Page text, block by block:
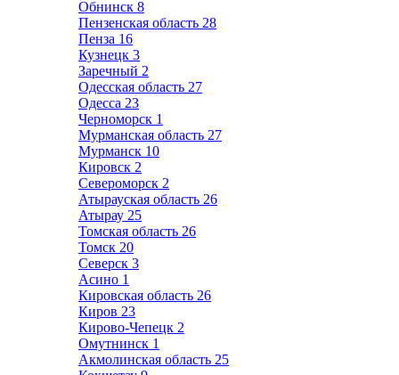
Обнинск 8
Пензенская область 28
Пенза 16
Кузнецк 3
Заречный 2
Одесская область 27
Одесса 23
Черноморск 1
Мурманская область 27
Мурманск 10
Кировск 2
Североморск 2
Атырауская область 26
Атырау 25
Томская область 26
Томск 20
Северск 3
Асино 1
Кировская область 26
Киров 23
Кирово-Чепецк 2
Омутнинск 1
Акмолинская область 25